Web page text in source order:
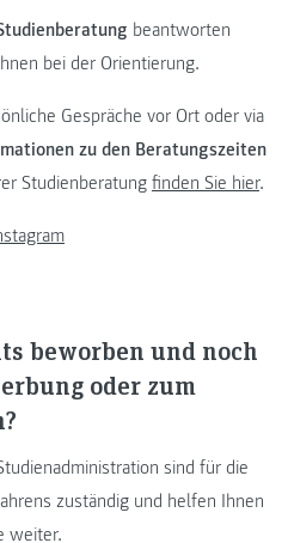
beantworten
bei der Orientierung.
Gespräche vor Ort oder via
zu den Beratungszeiten
Studienberatung finden Sie hier.
beworben und noch
oder zum
sind für die
zuständig und helfen Ihnen
weiter.